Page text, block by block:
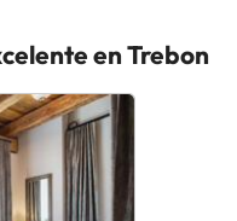
en Trebon